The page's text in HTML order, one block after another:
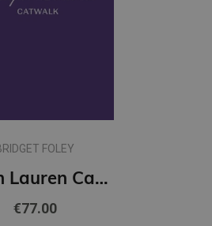
FOLEY
Ralph Lauren Catwalk: The Complete Collections: Official and Authorized
€77.00